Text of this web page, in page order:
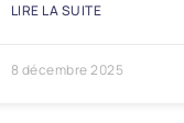
LIRE LA SUITE
8 décembre 2025